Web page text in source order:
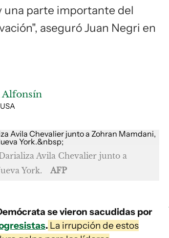
una parte importante del
aseguró Juan Negri en
Alfonsín
Avila Chevalier junto a
York.
AFP
se vieron sacudidas por
. La irrupción de estos